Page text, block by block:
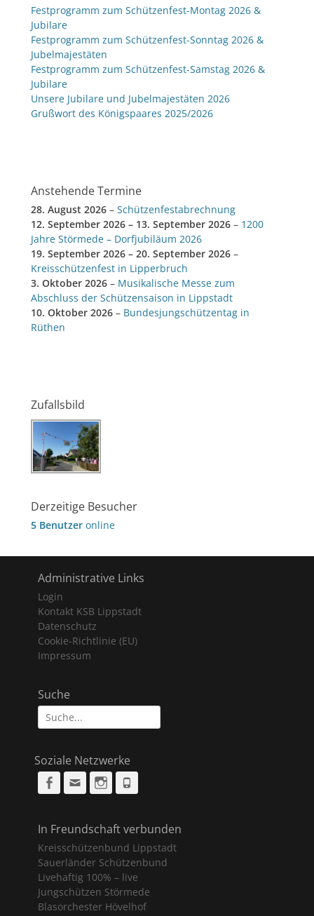
Festprogramm zum Schützenfest-Montag 2026 &
Jubilare
Festprogramm zum Schützenfest-Sonntag 2026 &
Jubelmajestäten
Festprogramm zum Schützenfest-Samstag 2026 &
Jubilare
Unsere Jubilare und Jubelmajestäten 2026
Grußwort des Königspaares 2025/2026
Anstehende Termine
28. August 2026 – Schützenfestabrechnung
12. September 2026 – 13. September 2026 – 1200
Jahre Störmede – Dorfjubiläum 2026
19. September 2026 – 20. September 2026 –
Kreisschützenfest in Lipperbruch
3. Oktober 2026 – Musikalische Messe zum
Abschluss der Schützensaison in Lippstadt
10. Oktober 2026 – Bundesjungschützentag in
Rüthen
Zufallsbild
Derzeitige Besucher
5 Benutzer online
Administrative Links
Login
Kontakt KSB Lippstadt
Datenschutz
Cookie-Richtlinie (EU)
Impressum
Suche
Suche
nach:
Soziale Netzwerke
Facebook
Email Instagram
In Freundschaft verbunden
Kreisschützenbund Lippstadt
Sauerländer Schützenbund
Livehaftig 100% – live
Jungschützen Störmede
Blasorchester Hövelhof